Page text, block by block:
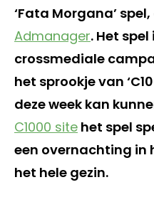
‘Fata Morgana’
Admanager. Het
crossmediale
het sprookje van
deze week kan
C1000 site het spel
een overnachting in
het hele gezin.